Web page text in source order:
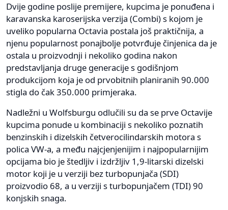
Dvije godine poslije premijere, kupcima je ponuđena i
karavanska karoserijska verzija (Combi) s kojom je
uveliko popularna Octavia postala još praktičnija, a
njenu popularnost ponajbolje potvrđuje činjenica da je
ostala u proizvodnji i nekoliko godina nakon
predstavljanja druge generacije s godišnjom
produkcijom koja je od prvobitnih planiranih 90.000
stigla do čak 350.000 primjeraka.
Nadležni u Wolfsburgu odlučili su da se prve Octavije
kupcima ponude u kombinaciji s nekoliko poznatih
benzinskih i dizelskih četverocilindarskih motora s
polica VW-a, a među najcjenjenijim i najpopularnijim
opcijama bio je štedljiv i izdržljiv 1,9-litarski dizelski
motor koji je u verziji bez turbopunjača (SDI)
proizvodio 68, a u verziji s turbopunjačem (TDI) 90
konjskih snaga.